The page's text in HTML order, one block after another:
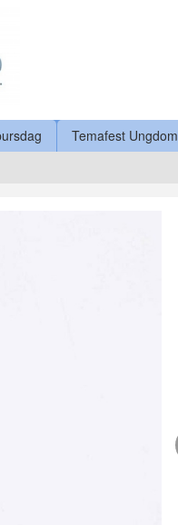
Temafest Ungdom